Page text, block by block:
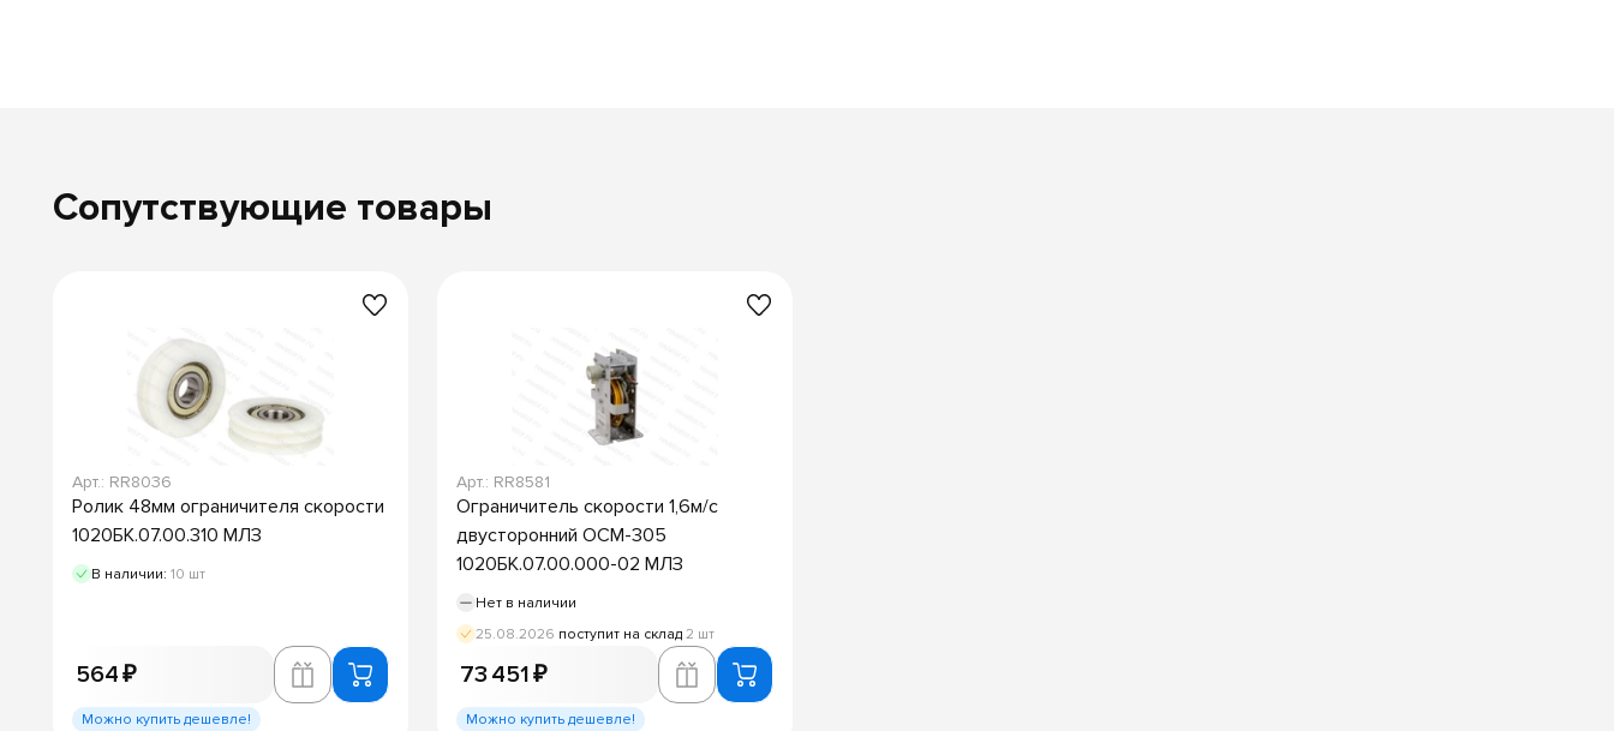
Сопутствующие товары
Арт.: RR8036
Ролик 48мм ограничителя скорости
1020БК.07.00.310 МЛЗ
В наличии: 10 шт
564 ₽
Можно купить дешевле!
Арт.: RR8581
Ограничитель скорости 1,6м/с
двусторонний ОСМ-305
1020БК.07.00.000-02 МЛЗ
Нет в наличии
25.08.2026 поступит на склад 2 шт
73 451 ₽
Можно купить дешевле!